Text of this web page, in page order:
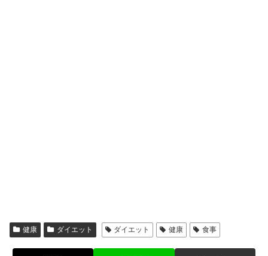
健康 ダイエット ダイエット 健康 食事